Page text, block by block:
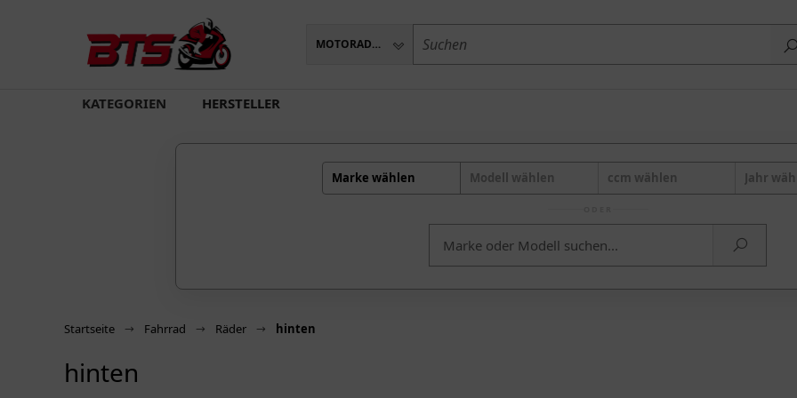
MOTORADTEILE
KATEGORIEN HERSTELLER
Marke wählen Modell wählen ccm wählen Jahr
Startseite Fahrrad Räder hinten
hinten